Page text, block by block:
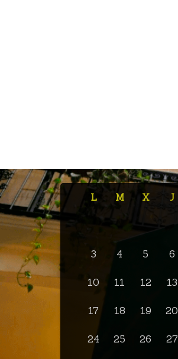
L M X J
3 4 5 6
10 11 12 13
17 18 19 20
24 25 26 27